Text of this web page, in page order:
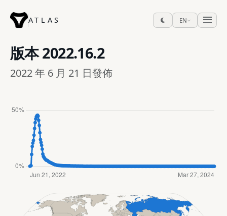
ATLAS EN
版本2022.16.2
2022 年 6 月 21 日發佈